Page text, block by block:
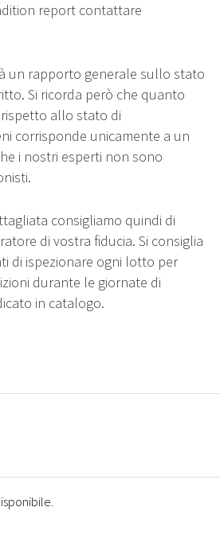
report contattare
un rapporto generale sullo stato
Si ricorda però che quanto
allo stato di
corrisponde unicamente a un
i nostri esperti non sono
consigliamo quindi di
di vostra fiducia. Si consiglia
di ispezionare ogni lotto per
durante le giornate di
in catalogo.